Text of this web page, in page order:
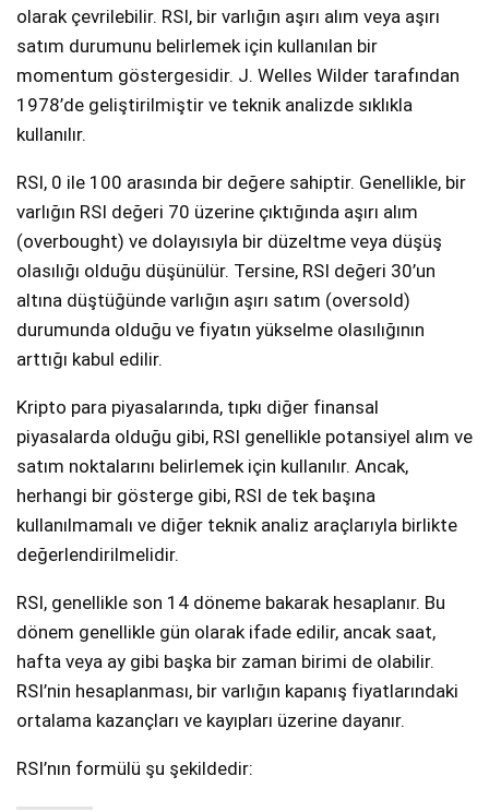
olarak çevrilebilir. RSI, bir varlığın aşırı alım veya aşırı
satım durumunu belirlemek için kullanılan bir
momentum göstergesidir. J. Welles Wilder tarafından
1978’de geliştirilmiştir ve teknik analizde sıklıkla
kullanılır.
RSI, 0 ile 100 arasında bir değere sahiptir. Genellikle, bir
varlığın RSI değeri 70 üzerine çıktığında aşırı alım
(overbought) ve dolayısıyla bir düzeltme veya düşüş
olasılığı olduğu düşünülür. Tersine, RSI değeri 30’un
altına düştüğünde varlığın aşırı satım (oversold)
durumunda olduğu ve fiyatın yükselme olasılığının
arttığı kabul edilir.
Kripto para piyasalarında, tıpkı diğer finansal
piyasalarda olduğu gibi, RSI genellikle potansiyel alım ve
satım noktalarını belirlemek için kullanılır. Ancak,
herhangi bir gösterge gibi, RSI de tek başına
kullanılmamalı ve diğer teknik analiz araçlarıyla birlikte
değerlendirilmelidir.
RSI, genellikle son 14 döneme bakarak hesaplanır. Bu
dönem genellikle gün olarak ifade edilir, ancak saat,
hafta veya ay gibi başka bir zaman birimi de olabilir.
RSI’nin hesaplanması, bir varlığın kapanış fiyatlarındaki
ortalama kazançları ve kayıpları üzerine dayanır.
RSI’nın formülü şu şekildedir: